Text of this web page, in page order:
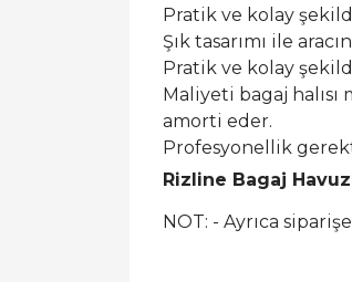
Pratik ve kolay
Şık tasarımı ile
Pratik ve kolay
Maliyeti bagaj
amorti eder.
Profesyonellik
Rizline Bagaj
NOT: - Ayrıca